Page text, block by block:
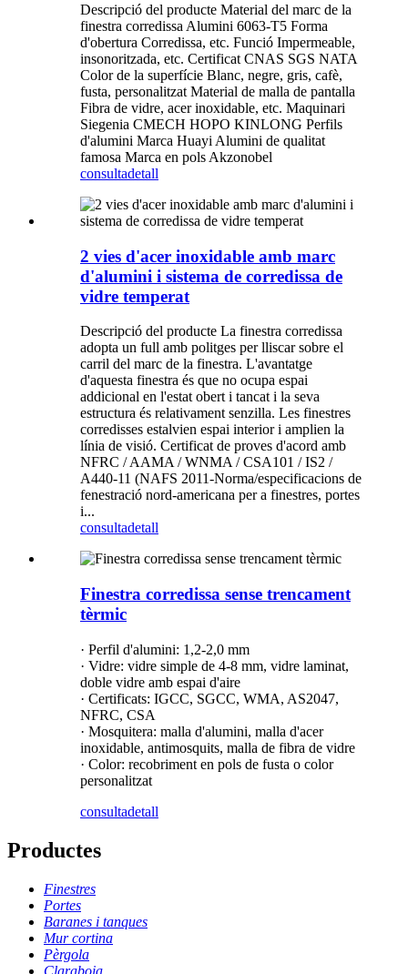
Descripció del producte Material del marc de la
finestra corredissa Alumini 6063-T5 Forma
d'obertura Corredissa, etc. Funció Impermeable,
insonoritzada, etc. Certificat CNAS SGS NATA
Color de la superfície Blanc, negre, gris, cafè,
fusta, personalitzat Material de malla de pantalla
Fibra de vidre, acer inoxidable, etc. Maquinari
Siegenia CMECH HOPO KINLONG Perfils
d'alumini Marca Huayi Alumini de qualitat
famosa Marca en pols Akzonobel
consultadetall
2 vies d'acer inoxidable amb marc
d'alumini i sistema de corredissa de
vidre temperat
Descripció del producte La finestra corredissa
adopta un full amb politges per lliscar sobre el
carril del marc de la finestra. L'avantatge
d'aquesta finestra és que no ocupa espai
addicional en l'estat obert i tancat i la seva
estructura és relativament senzilla. Les finestres
corredisses estalvien espai interior i amplien la
línia de visió. Certificat de proves d'acord amb
NFRC / AAMA / WNMA / CSA101 / IS2 /
A440-11 (NAFS 2011-Norma/especificacions de
fenestració nord-americana per a finestres, portes
i...
consultadetall
Finestra corredissa sense trencament
tèrmic
· Perfil d'alumini: 1,2-2,0 mm
· Vidre: vidre simple de 4-8 mm, vidre laminat,
doble vidre amb espai d'aire
· Certificats: IGCC, SGCC, WMA, AS2047,
NFRC, CSA
· Mosquitera: malla d'alumini, malla d'acer
inoxidable, antimosquits, malla de fibra de vidre
· Color: recobriment en pols de fusta o color
personalitzat
consultadetall
Productes
Finestres
Portes
Baranes i tanques
Mur cortina
Pèrgola
Claraboia